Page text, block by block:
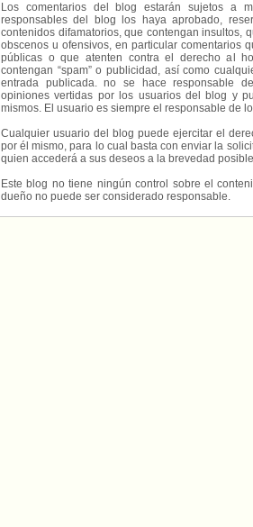
Los comentarios del blog estarán sujetos a
responsables del blog los haya aprobado,
contenidos difamatorios, que contengan insultos,
obscenos u ofensivos, en particular comentarios
públicas o que atenten contra el derecho al
contengan “spam” o publicidad, así como
entrada publicada. no se hace responsable
opiniones vertidas por los usuarios del blog y
mismos. El usuario es siempre el responsable de
Cualquier usuario del blog puede ejercitar el
por él mismo, para lo cual basta con enviar la
quien accederá a sus deseos a la brevedad
Este blog no tiene ningún control sobre el
dueño no puede ser considerado responsable.